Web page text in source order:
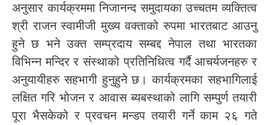
अनुसार कार्यक्रममा निजानन्द समुदायका उच्चतम व्यक्तित्व
श्री राजन स्वामीजी मुख्य वक्ताको रुपमा भारतबाट आउनु
हुने छ भने उक्त सम्प्रदाय सम्बद्द नेपाल तथा भारतका
विभिन्न मन्दिर र संस्थाको प्रतिनिधित्व गर्दै आचर्यजनहरु र
अनुयायीहरु सहभागी हुनुहुने छ। कार्यक्रमका सहभागिलाई
लक्षित गरि भोजन र आवास ब्यबस्थाको लागि सम्पुर्ण तयारी
पूरा भैसकेको र प्रवचन मन्डप तयारी गर्ने काम २६ गते